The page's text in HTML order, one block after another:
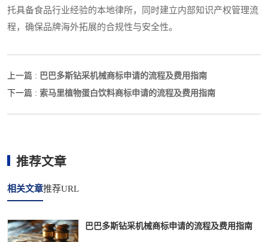
托具备食品行业经验的本地律所，同时建立内部知识产权管理流
程，确保品牌海外拓展的合规性与安全性。
上一篇 : 巴巴多斯钻采机械商标申请的流程及费用指南
下一篇 : 索马里植物蛋白饮料商标申请的流程及费用指南
推荐文章
相关文章推荐URL
巴巴多斯钻采机械商标申请的流程及费用指南